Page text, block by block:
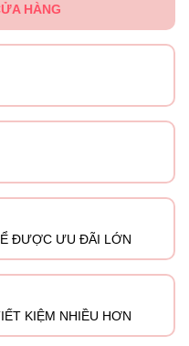
HÀNG
ĐƯỢC ƯU ĐÃI LỚN
KIỆM NHIỀU HƠN